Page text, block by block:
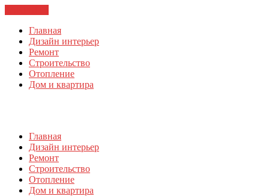
Главная
Дизайн интерьер
Ремонт
Строительство
Отопление
Дом и квартира
Главная
Дизайн интерьер
Ремонт
Строительство
Отопление
Дом и квартира